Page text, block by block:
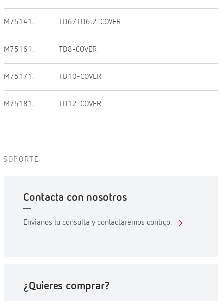
M75141. TD6/TD6.2-COVER
M75161. TD8-COVER
M75171. TD10-COVER
M75181. TD12-COVER
SOPORTE
Contacta con nosotros
Envíanos tu consulta y contactaremos contigo.
¿Quieres comprar?